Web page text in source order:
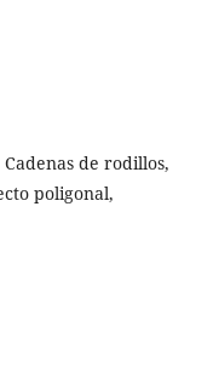
de rodillos,
poligonal,